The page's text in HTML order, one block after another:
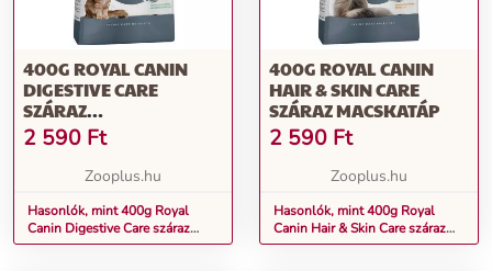
400G ROYAL CANIN
DIGESTIVE CARE
SZÁRAZ
MACSKAELEDEL
2 590 Ft
Zooplus.hu
Hasonlók, mint 400g Royal
Canin Digestive Care száraz
macskaeledel
400G ROYAL CANIN
HAIR & SKIN CARE
SZÁRAZ MACSKATÁP
2 590 Ft
Zooplus.hu
Hasonlók, mint 400g Royal
Canin Hair & Skin Care száraz
macskatáp